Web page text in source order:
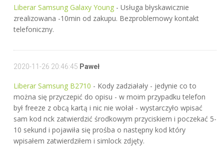
Liberar Samsung Galaxy Young - Usługa błyskawicznie
zrealizowana -10min od zakupu. Bezproblemowy kontakt
telefoniczny.
2020-11-26 20:46:45 Paweł
Liberar Samsung B2710 - Kody zadziałały - jedynie co to
można się przyczepić do opisu - w moim przypadku telefon
był freeze z obcą kartą i nic nie wołał - wystarczyło wpisać
sam kod nck zatwierdzić środkowym przyciskiem i poczekać 5-
10 sekund i pojawiła się prośba o następny kod który
wpisałem zatwierdziłem i simlock zdjęty.